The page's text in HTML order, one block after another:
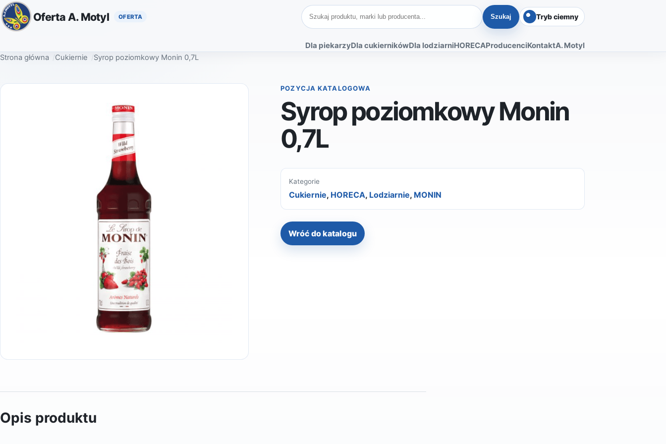
Oferta A. Motyl Szukaj produktów
Szukaj Tryb ciemny
Dla piekarzyDla cukiernikówDla lodziarniHORECAProducenciKontaktA. Motyl
Strona główna Cukiernie Syrop poziomkowy Monin 0,7L
POZYCJA KATALOGOWA
Syrop poziomkowy Monin
0,7L
Kategorie
Cukiernie, HORECA, Lodziarnie, MONIN
Wróć do katalogu
Opis produktu